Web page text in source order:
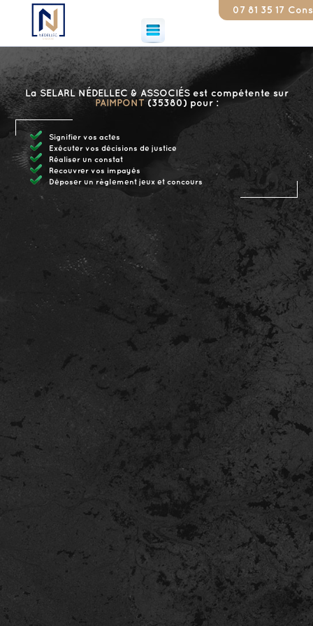
07 81 35 17 79
La SELARL NÉDELLEC & ASSOCIÉS est compétente sur
PAIMPONT (35380) pour :
Signifier vos actes
Exécuter vos décisions de justice
Réaliser un constat
Recouvrer vos impayés
Déposer un règlement jeux et concours